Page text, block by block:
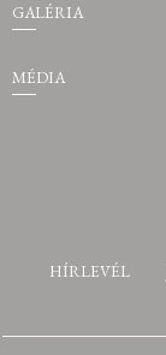
GALÉRIA
MÉDIA
HÍRLEVÉL